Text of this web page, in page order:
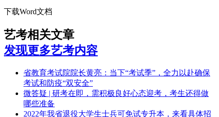
下载Word文档
艺考相关文章
发现更多艺考内容
省教育考试院院长黄亮：当下“考试季”，全力以赴确保
考试和防疫“双安全”
微答疑 | 研考在即，需积极良好心态迎考，考生还得做
哪些准备
2022年我省退役大学生士兵可免试专升本，来看具体招